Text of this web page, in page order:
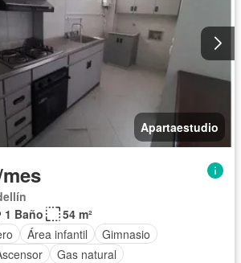
Apartaestudio
1 Baño
54 m²
Área infantil
Gimnasio
Gas natural